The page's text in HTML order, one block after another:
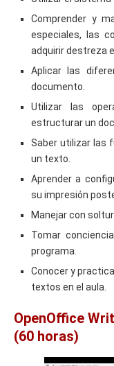
Comprender y
especiales, las
adquirir destreza
Aplicar las
documento.
Utilizar las
estructurar un
Saber utilizar las
un texto.
Aprender a
su impresión
Manejar con
Tomar
programa.
Conocer y
textos en el aula.
OpenOffice
(60 horas)